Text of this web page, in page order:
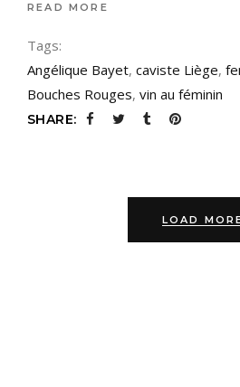
READ MORE
Tags:
Angélique Bayet, caviste Liège,
Bouches Rouges, vin au féminin
SHARE:
LOAD